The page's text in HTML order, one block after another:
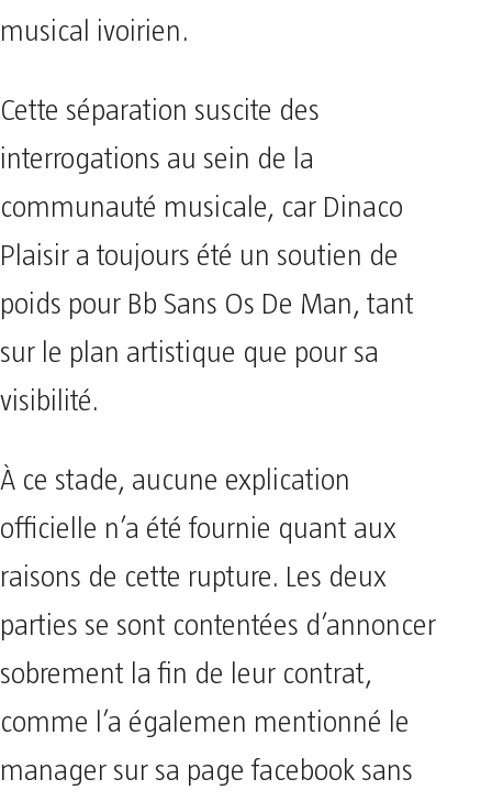
musical ivoirien.
Cette séparation suscite des
interrogations au sein de la
communauté musicale, car Dinaco
Plaisir a toujours été un soutien de
poids pour Bb Sans Os De Man, tant
sur le plan artistique que pour sa
visibilité.
À ce stade, aucune explication
officielle n’a été fournie quant aux
raisons de cette rupture. Les deux
parties se sont contentées d’annoncer
sobrement la fin de leur contrat,
comme l’a égalemen mentionné le
manager sur sa page facebook sans